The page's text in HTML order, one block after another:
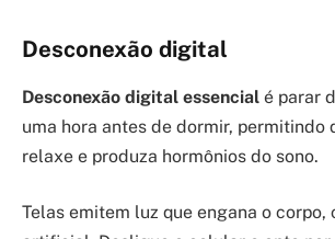
Desconexão digital
Desconexão digital essencial é parar
uma hora antes de dormir, permitindo
relaxe e produza hormônios do sono.
Telas emitem luz que engana o corpo,